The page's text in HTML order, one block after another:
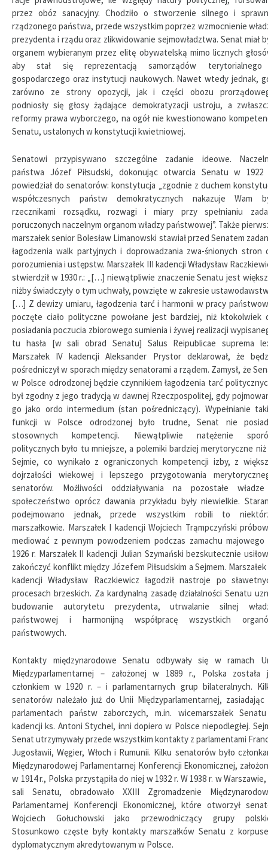
przez obóz sanacyjny. Chodziło o stworzenie silnego i
rządzonego państwa, przede wszystkim poprzez wzmocnienie
prezydenta i rządu oraz zlikwidowanie sejmowładztwa. Senat miał
organem wybieranym przez elitę obywatelską mimo licznych
aby stał się reprezentacją samorządów
gospodarczego oraz instytucji naukowych. Nawet wtedy jednak,
zarówno ze strony opozycji, jak i części obozu
podniosły się głosy żądające demokratyzacji ustroju, a
reformy prawa wyborczego, na ogół nie kwestionowano
Senatu, ustalonych w konstytucji kwietniowej.
Senatowi przypisywano szczególne zadanie ideowe.
państwa Józef Piłsudski, dokonując otwarcia Senatu w 1922
powiedział do senatorów: konstytucja „zgodnie z duchem
współczesnych państw demokratycznych nakazuje Wam
rzecznikami rozsądku, rozwagi i miary przy spełnianiu
poruczonych naczelnym organom władzy państwowej”. Także
marszałek senior Bolesław Limanowski stawiał przed Senatem
łagodzenia walk partyjnych i doprowadzania zwa-śnionych stron
porozumienia i ustępstw. Marszałek III kadencji Władysław
stwierdził w 1930 r.: „[…] niewątpliwie znaczenie Senatu jest
niżby świadczyły o tym uchwały, powzięte w zakresie
[…] Z dewizy umiaru, łagodzenia tarć i harmonii w pracy
poczęte ciało polityczne powołane jest bardziej, niż ktokolwiek
posiadania poczucia zbiorowego sumienia i żywej realizacji
tu hasła [w sali obrad Senatu] Salus Reipublicae suprema
Marszałek IV kadencji Aleksander Prystor deklarował, że
pośredniczył w sporach między senatorami a rządem. Zamysł, że
w Polsce odrodzonej będzie czynnikiem łagodzenia tarć
był zgodny z jego tradycją w dawnej Rzeczpospolitej, gdy
go jako ordo intermedium (stan pośredniczący). Wypełnianie
funkcji w Polsce odrodzonej było trudne, Senat nie
stosownych kompetencji. Niewątpliwie natężenie
politycznych było tu mniejsze, a polemiki bardziej merytoryczne
Sejmie, co wynikało z ograniczonych kompetencji izby, z
dojrzałości wiekowej i lepszego przygotowania
senatorów. Możliwości oddziaływania na pozostałe
społeczeństwo oprócz dawania przykładu były niewielkie.
podejmowano jednak, przede wszystkim robili to
marszałkowie. Marszałek I kadencji Wojciech Trąmpczyński
mediować z pewnym powodzeniem podczas zamachu
1926 r. Marszałek II kadencji Julian Szymański bezskutecznie
zakończyć konflikt między Józefem Piłsudskim a Sejmem.
kadencji Władysław Raczkiewicz łagodził nastroje po
procesach brzeskich. Za kardynalną zasadę działalności Senatu
budowanie autorytetu prezydenta, utrwalanie silnej
państwowej i harmonijną współpracę wszystkich
państwowych.
Kontakty międzynarodowe Senatu odbywały się w ramach
Międzyparlamentarnej – założonej w 1889 r., Polska została
członkiem w 1920 r. – i parlamentarnych grup bilateralnych.
senatorów należało już do Unii Międzyparlamentarnej,
parlamentach państw zaborczych, m.in. wicemarszałek
kadencji ks. Antoni Stychel, inni dopiero w Polsce niepodległej.
Senat utrzymywały przede wszystkim kontakty z parlamentami
Jugosławii, Węgier, Włoch i Rumunii. Kilku senatorów było
Międzynarodowej Parlamentarnej Konferencji Ekonomicznej,
w 1914 r., Polska przystąpiła do niej w 1932 r. W 1938 r. w
sali Senatu, obradowało XXIII Zgromadzenie
Parlamentarnej Konferencji Ekonomicznej, które otworzył
Wojciech Gołuchowski jako przewodniczący grupy
Stosunkowo częste były kontakty marszałków Senatu z
dyplomatycznym akredytowanym w Polsce.